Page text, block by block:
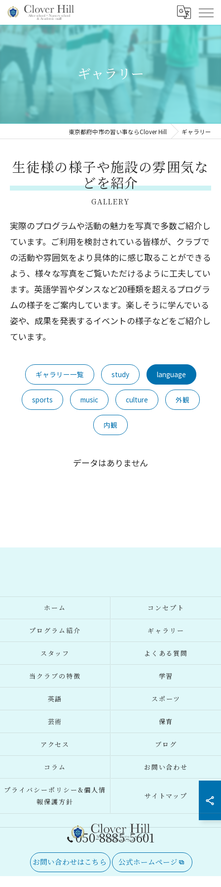
ギャラリー
東京都府中市の習い事ならClover Hill ギャラリー
生徒様の様子や施設の雰囲気な
どを紹介
GALLERY
実際のプログラムや活動の魅力を写真で多数ご紹介し
ています。ご利用を検討されている皆様が、クラブで
の活動や雰囲気をより具体的に感じ取ることができる
よう、様々な写真をご覧いただけるように工夫してい
ます。英語学習やダンスなど20種類を超えるプログラ
ムの様子をご案内しています。楽しそうに学んでいる
姿や、成果を発表するイベントの様子などをご紹介し
ています。
ギャラリー一覧 study language
sports music culture 外観
内観
データはありません
050-8885-5601
お問い合わせはこちら 公式ホームページ
ホーム コンセプト
プログラム紹介 ギャラリー
スタッフ よくある質問
当クラブの特徴 学習
英語 スポーツ
芸術 保育
アクセス ブログ
コラム お問い合わせ
プライバシーポリシー&個人情
報保護方針
サイトマップ
© 2026 東京都府中市の習い事ならClover Hill ALL RIGHTS RESERVED.